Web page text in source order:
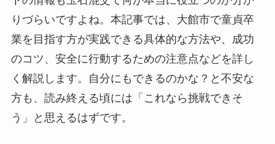
りづらいですよね。本記事では、大館市で童貞卒
業を目指す方が実践できる具体的な方法や、成功
のコツ、安全に行動するための注意点などを詳し
く解説します。自分にもできるのかな？と不安な
方も、読み終える頃には「これなら挑戦できそ
う」と思えるはずです。